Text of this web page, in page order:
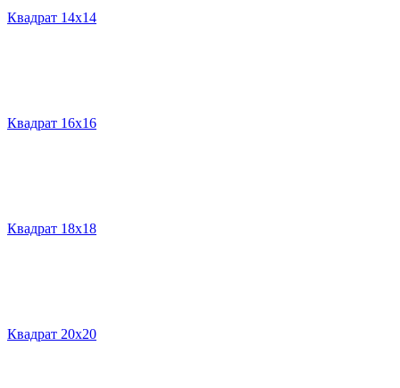
Квадрат 14х14
Квадрат 16х16
Квадрат 18х18
Квадрат 20х20